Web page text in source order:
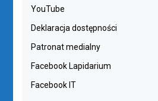
YouTube
Deklaracja dostępności
Patronat medialny
Facebook Lapidarium
Facebook IT